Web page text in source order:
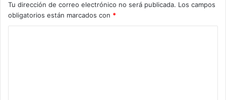
Tu dirección de correo electrónico no será publicada. Los campos
obligatorios están marcados con *